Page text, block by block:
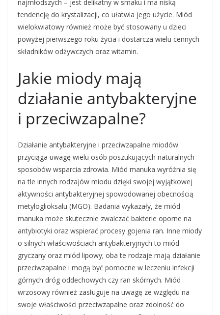
najmłodszych – jest delikatny w smaku i ma niską
tendencję do krystalizacji, co ułatwia jego użycie. Miód
wielokwiatowy również może być stosowany u dzieci
powyżej pierwszego roku życia i dostarcza wielu cennych
składników odżywczych oraz witamin.
Jakie miody mają
działanie antybakteryjne
i przeciwzapalne?
Działanie antybakteryjne i przeciwzapalne miodów
przyciąga uwagę wielu osób poszukujących naturalnych
sposobów wsparcia zdrowia. Miód manuka wyróżnia się
na tle innych rodzajów miodu dzięki swojej wyjątkowej
aktywności antybakteryjnej spowodowanej obecnością
metyloglioksalu (MGO). Badania wykazały, że miód
manuka może skutecznie zwalczać bakterie oporne na
antybiotyki oraz wspierać procesy gojenia ran. Inne miody
o silnych właściwościach antybakteryjnych to miód
gryczany oraz miód lipowy; oba te rodzaje mają działanie
przeciwzapalne i mogą być pomocne w leczeniu infekcji
górnych dróg oddechowych czy ran skórnych. Miód
wrzosowy również zasługuje na uwagę ze względu na
swoje właściwości przeciwzapalne oraz zdolność do